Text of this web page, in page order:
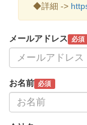
◆詳細 ->
メールアドレス 必須
お名前 必須